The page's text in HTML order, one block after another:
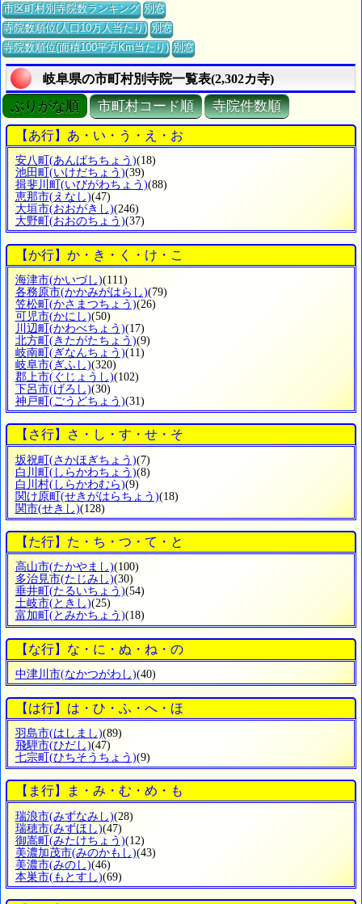
市区町村別寺院数ランキング 別窓
寺院数順位(人口10万人当たり) 別窓
寺院数順位(面積100平方Km当たり) 別窓
岐阜県の市町村別寺院一覧表(2,302カ寺)
ぶりがな順 市町村コード順 寺院件数順
【あ行】あ・い・う・え・お
安八町 (あんぱちちょう)(18)
池田町 (いけだちょう)(39)
揖斐川町 (いびがわちょう)(88)
恵那市(えなし)(47)
大垣市(おおがきし)(246)
大野町 (おおのちょう)(37)
【か行】か・き・く・け・こ
海津市(かいづし)(111)
各務原市(かかみがはらし)(79)
笠松町 (かさまつちょう)(26)
可児市(かにし)(50)
川辺町 (かわべちょう)(17)
北方町 (きたがたちょう)(9)
岐南町 (ぎなんちょう)(11)
岐阜市(ぎふし)(320)
郡上市(ぐじょうし)(102)
下呂市(げろし)(30)
神戸町 (ごうどちょう)(31)
【さ行】さ・し・す・せ・そ
坂祝町(さかほぎちょう)(7)
白川町(しらかわちょう)(8)
白川村(しらかわむら)(9)
関け原町(せきがはらちょう)(18)
関市(せきし)(128)
【た行】た・ち・つ・て・と
高山市(たかやまし)(100)
多治見市(たじみし)(30)
垂井町 (たるいちょう)(54)
土岐市(ときし)(25)
富加町 (とみかちょう)(18)
【な行】な・に・ぬ・ね・の
中津川市(なかつがわし)(40)
【は行】は・ひ・ふ・へ・ほ
羽島市(はしまし)(89)
飛騨市(ひだし)(47)
七宗町 (ひちそうちょう)(9)
【ま行】ま・み・む・め・も
瑞浪市(みずなみし)(28)
瑞穂市(みずほし)(47)
御嵩町 (みたけちょう)(12)
美濃加茂市(みのかもし)(43)
美濃市(みのし)(46)
本巣市(もとすし)(69)